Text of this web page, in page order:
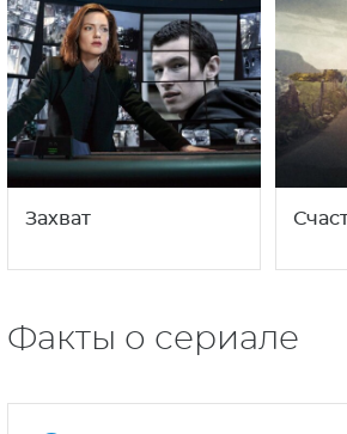
Захват
Факты о сериале